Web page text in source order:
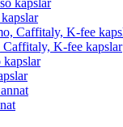
Caffitaly, K-fee kapslar